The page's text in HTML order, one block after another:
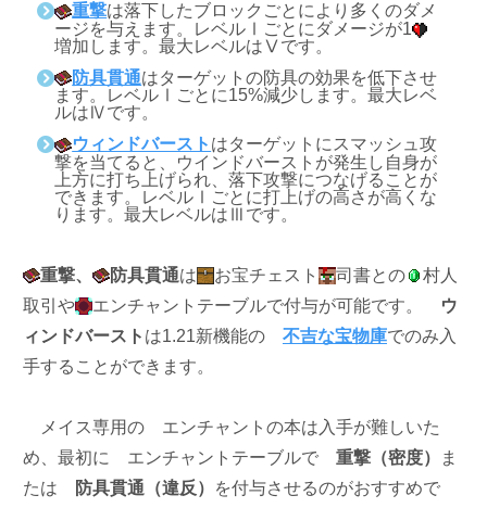
重撃は落下したブロックごとにより多くのダメ
ージを与えます。レベルⅠごとにダメージが1
増加します。最大レベルはⅤです。
防具貫通はターゲットの防具の効果を低下させ
ます。レベルⅠごとに15%減少します。最大レベ
ルはⅣです。
ウィンドバースト はターゲットにスマッシュ攻
撃を当てると、ウインドバーストが発生し自身が
上方に打ち上げられ、落下攻撃につなげることが
できます。レベルⅠごとに打上げの高さが高くな
ります。最大レベルはⅢです。
重撃、 防具貫通は お宝チェスト 司書との
村人
取引や
エンチャントテーブルで付与が可能です。
ウ
ィンドバースト は1.21新機能の 不吉な宝物庫でのみ入
手することができます。
メイス専用の
エンチャントの本は入手が難しいた
め、最初に
エンチャントテーブルで 重撃（密度）
ま
たは
防具貫通 （違反）
を付与させるのがおすすめで